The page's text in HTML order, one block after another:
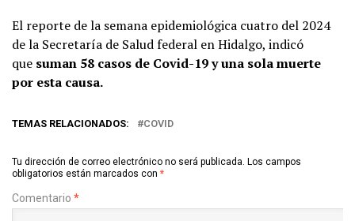
El reporte de la semana epidemiológica cuatro del 2024
de la Secretaría de Salud federal en Hidalgo, indicó
que suman 58 casos de Covid-19 y una sola muerte
por esta causa.
TEMAS RELACIONADOS: COVID
Tu dirección de correo electrónico no será publicada. Los campos
obligatorios están marcados con *
Comentario *